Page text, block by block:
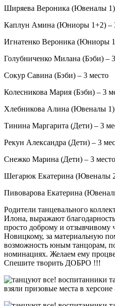
Ширяева Вероника (Ювеналы 1)
Каплун Амина (Юниоры 1+2) –
Игнатенко Вероника (Юниоры
Голубниченко Милана (Бэби) –
Сокур Савина (Бэби) – 3 место
Колесникова Мария (Бэби) – 3
Хлебникова Алина (Ювеналы 1)
Тинина Маргарита (Дети) – 3
Рекун Александра (Дети) – 3
Снежко Марина (Дети) – 3 место
Шегарюк Екатерина (Ювеналы
Пивоварова Екатерина
Родители танцевального
Илона, выражают
просто доброму и отзывчивому
Новицкому, за материальную
возможность юным танцорам,
номинациях. Желаем ему
Спешите творить ДОБРО !!!